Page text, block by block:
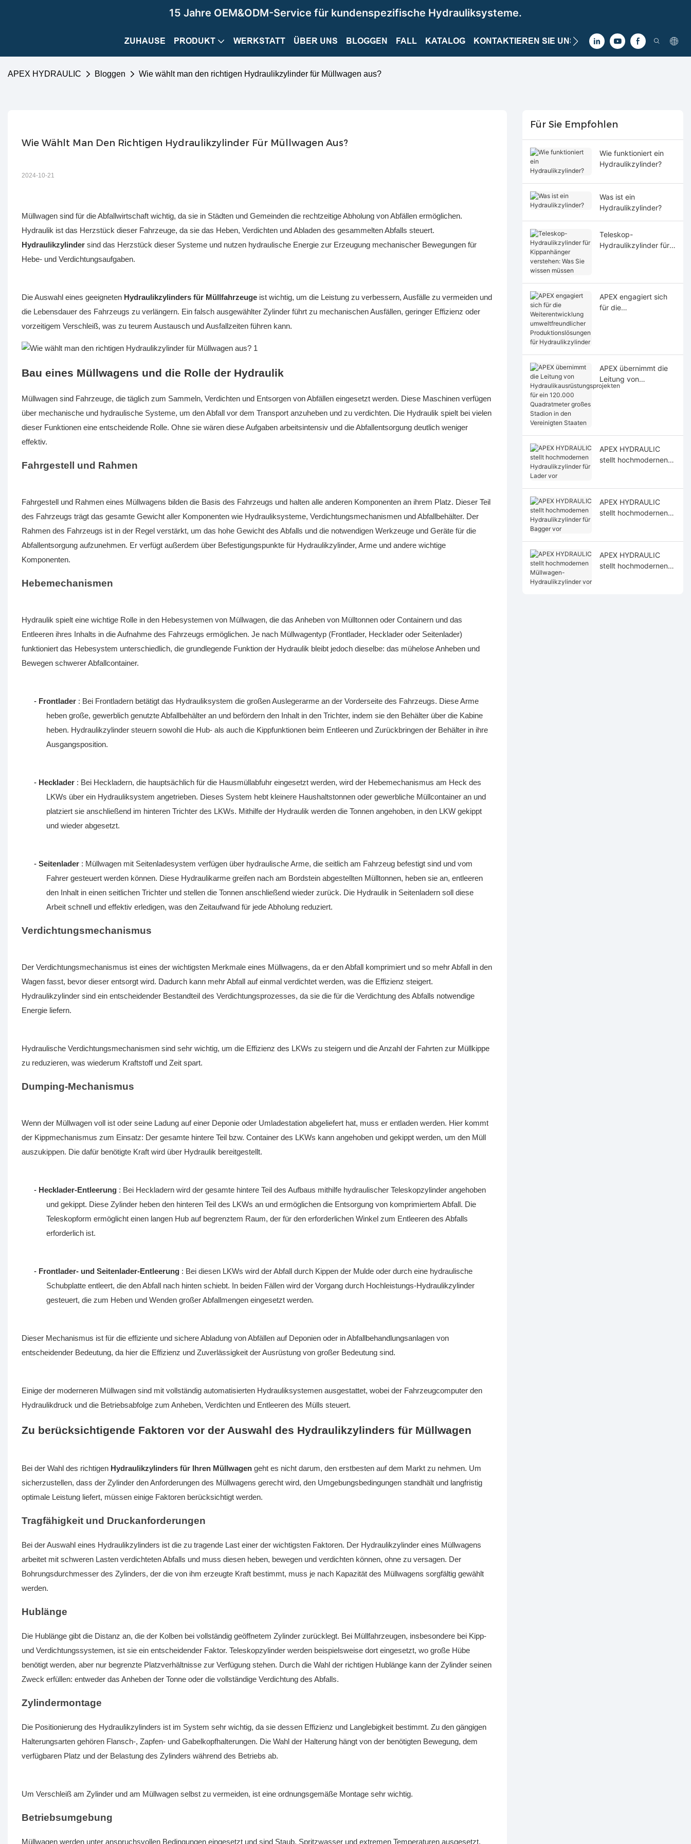
15 Jahre OEM&ODM-Service für kundenspezifische Hydrauliksysteme.
ZUHAUSE PRODUKT WERKSTATT ÜBER UNS BLOGGEN FALL KATALOG KONTAKTIEREN SIE UNS
APEX HYDRAULIC Bloggen Wie wählt man den richtigen Hydraulikzylinder für Müllwagen aus?
Wie Wählt Man Den Richtigen Hydraulikzylinder Für Müllwagen Aus?
2024-10-21
Müllwagen sind für die Abfallwirtschaft wichtig, da sie in Städten und Gemeinden die rechtzeitige Abholung von Abfällen ermöglichen.
Hydraulik ist das Herzstück dieser Fahrzeuge, da sie das Heben, Verdichten und Abladen des gesammelten Abfalls steuert.
Hydraulikzylindersind das Herzstück dieser Systeme und nutzen hydraulische Energie zur Erzeugung mechanischer Bewegungen für
Hebe- und Verdichtungsaufgaben.
Die Auswahl eines geeigneten Hydraulikzylinders für Müllfahrzeugeist wichtig, um die Leistung zu verbessern, Ausfälle zu vermeiden und
die Lebensdauer des Fahrzeugs zu verlängern. Ein falsch ausgewählter Zylinder führt zu mechanischen Ausfällen, geringer Effizienz oder
vorzeitigem Verschleiß, was zu teurem Austausch und Ausfallzeiten führen kann.
Bau eines Müllwagens und die Rolle der Hydraulik
Müllwagen sind Fahrzeuge, die täglich zum Sammeln, Verdichten und Entsorgen von Abfällen eingesetzt werden. Diese Maschinen verfügen
über mechanische und hydraulische Systeme, um den Abfall vor dem Transport anzuheben und zu verdichten. Die Hydraulik spielt bei vielen
dieser Funktionen eine entscheidende Rolle. Ohne sie wären diese Aufgaben arbeitsintensiv und die Abfallentsorgung deutlich weniger
effektiv.
Fahrgestell und Rahmen
Fahrgestell und Rahmen eines Müllwagens bilden die Basis des Fahrzeugs und halten alle anderen Komponenten an ihrem Platz. Dieser Teil
des Fahrzeugs trägt das gesamte Gewicht aller Komponenten wie Hydrauliksysteme, Verdichtungsmechanismen und Abfallbehälter. Der
Rahmen des Fahrzeugs ist in der Regel verstärkt, um das hohe Gewicht des Abfalls und die notwendigen Werkzeuge und Geräte für die
Abfallentsorgung aufzunehmen. Er verfügt außerdem über Befestigungspunkte für Hydraulikzylinder, Arme und andere wichtige
Komponenten.
Hebemechanismen
Hydraulik spielt eine wichtige Rolle in den Hebesystemen von Müllwagen, die das Anheben von Mülltonnen oder Containern und das
Entleeren ihres Inhalts in die Aufnahme des Fahrzeugs ermöglichen. Je nach Müllwagentyp (Frontlader, Hecklader oder Seitenlader)
funktioniert das Hebesystem unterschiedlich, die grundlegende Funktion der Hydraulik bleibt jedoch dieselbe: das mühelose Anheben und
Bewegen schwerer Abfallcontainer.
- Frontlader : Bei Frontladern betätigt das Hydrauliksystem die großen Auslegerarme an der Vorderseite des Fahrzeugs. Diese Arme
heben große, gewerblich genutzte Abfallbehälter an und befördern den Inhalt in den Trichter, indem sie den Behälter über die Kabine
heben. Hydraulikzylinder steuern sowohl die Hub- als auch die Kippfunktionen beim Entleeren und Zurückbringen der Behälter in ihre
Ausgangsposition.
- Hecklader : Bei Heckladern, die hauptsächlich für die Hausmüllabfuhr eingesetzt werden, wird der Hebemechanismus am Heck des
LKWs über ein Hydrauliksystem angetrieben. Dieses System hebt kleinere Haushaltstonnen oder gewerbliche Müllcontainer an und
platziert sie anschließend im hinteren Trichter des LKWs. Mithilfe der Hydraulik werden die Tonnen angehoben, in den LKW gekippt
und wieder abgesetzt.
- Seitenlader : Müllwagen mit Seitenladesystem verfügen über hydraulische Arme, die seitlich am Fahrzeug befestigt sind und vom
Fahrer gesteuert werden können. Diese Hydraulikarme greifen nach am Bordstein abgestellten Mülltonnen, heben sie an, entleeren
den Inhalt in einen seitlichen Trichter und stellen die Tonnen anschließend wieder zurück. Die Hydraulik in Seitenladern soll diese
Arbeit schnell und effektiv erledigen, was den Zeitaufwand für jede Abholung reduziert.
Verdichtungsmechanismus
Der Verdichtungsmechanismus ist eines der wichtigsten Merkmale eines Müllwagens, da er den Abfall komprimiert und so mehr Abfall in den
Wagen fasst, bevor dieser entsorgt wird. Dadurch kann mehr Abfall auf einmal verdichtet werden, was die Effizienz steigert.
Hydraulikzylinder sind ein entscheidender Bestandteil des Verdichtungsprozesses, da sie die für die Verdichtung des Abfalls notwendige
Energie liefern.
Hydraulische Verdichtungsmechanismen sind sehr wichtig, um die Effizienz des LKWs zu steigern und die Anzahl der Fahrten zur Müllkippe
zu reduzieren, was wiederum Kraftstoff und Zeit spart.
Dumping-Mechanismus
Wenn der Müllwagen voll ist oder seine Ladung auf einer Deponie oder Umladestation abgeliefert hat, muss er entladen werden. Hier kommt
der Kippmechanismus zum Einsatz: Der gesamte hintere Teil bzw. Container des LKWs kann angehoben und gekippt werden, um den Müll
auszukippen. Die dafür benötigte Kraft wird über Hydraulik bereitgestellt.
- Hecklader-Entleerung : Bei Heckladern wird der gesamte hintere Teil des Aufbaus mithilfe hydraulischer Teleskopzylinder angehoben
und gekippt. Diese Zylinder heben den hinteren Teil des LKWs an und ermöglichen die Entsorgung von komprimiertem Abfall. Die
Teleskopform ermöglicht einen langen Hub auf begrenztem Raum, der für den erforderlichen Winkel zum Entleeren des Abfalls
erforderlich ist.
- Frontlader- und Seitenlader-Entleerung : Bei diesen LKWs wird der Abfall durch Kippen der Mulde oder durch eine hydraulische
Schubplatte entleert, die den Abfall nach hinten schiebt. In beiden Fällen wird der Vorgang durch Hochleistungs-Hydraulikzylinder
gesteuert, die zum Heben und Wenden großer Abfallmengen eingesetzt werden.
Dieser Mechanismus ist für die effiziente und sichere Abladung von Abfällen auf Deponien oder in Abfallbehandlungsanlagen von
entscheidender Bedeutung, da hier die Effizienz und Zuverlässigkeit der Ausrüstung von großer Bedeutung sind.
Einige der moderneren Müllwagen sind mit vollständig automatisierten Hydrauliksystemen ausgestattet, wobei der Fahrzeugcomputer den
Hydraulikdruck und die Betriebsabfolge zum Anheben, Verdichten und Entleeren des Mülls steuert.
Zu berücksichtigende Faktoren vor der Auswahl des Hydraulikzylinders für Müllwagen
Bei der Wahl des richtigen Hydraulikzylinders für Ihren Müllwagengeht es nicht darum, den erstbesten auf dem Markt zu nehmen. Um
sicherzustellen, dass der Zylinder den Anforderungen des Müllwagens gerecht wird, den Umgebungsbedingungen standhält und langfristig
optimale Leistung liefert, müssen einige Faktoren berücksichtigt werden.
Tragfähigkeit und Druckanforderungen
Bei der Auswahl eines Hydraulikzylinders ist die zu tragende Last einer der wichtigsten Faktoren. Der Hydraulikzylinder eines Müllwagens
arbeitet mit schweren Lasten verdichteten Abfalls und muss diesen heben, bewegen und verdichten können, ohne zu versagen. Der
Bohrungsdurchmesser des Zylinders, der die von ihm erzeugte Kraft bestimmt, muss je nach Kapazität des Müllwagens sorgfältig gewählt
werden.
Hublänge
Die Hublänge gibt die Distanz an, die der Kolben bei vollständig geöffnetem Zylinder zurücklegt. Bei Müllfahrzeugen, insbesondere bei Kipp-
und Verdichtungssystemen, ist sie ein entscheidender Faktor. Teleskopzylinder werden beispielsweise dort eingesetzt, wo große Hübe
benötigt werden, aber nur begrenzte Platzverhältnisse zur Verfügung stehen. Durch die Wahl der richtigen Hublänge kann der Zylinder seinen
Zweck erfüllen: entweder das Anheben der Tonne oder die vollständige Verdichtung des Abfalls.
Zylindermontage
Die Positionierung des Hydraulikzylinders ist im System sehr wichtig, da sie dessen Effizienz und Langlebigkeit bestimmt. Zu den gängigen
Halterungsarten gehören Flansch-, Zapfen- und Gabelkopfhalterungen. Die Wahl der Halterung hängt von der benötigten Bewegung, dem
verfügbaren Platz und der Belastung des Zylinders während des Betriebs ab.
Um Verschleiß am Zylinder und am Müllwagen selbst zu vermeiden, ist eine ordnungsgemäße Montage sehr wichtig.
Betriebsumgebung
Müllwagen werden unter anspruchsvollen Bedingungen eingesetzt und sind Staub, Spritzwasser und extremen Temperaturen ausgesetzt.
Für Sie Empfohlen
Wie funktioniert ein
Hydraulikzylinder?
Was ist ein
Hydraulikzylinder?
Teleskop-
Hydraulikzylinder für
APEX engagiert sich
für die
APEX übernimmt die
Leitung von
Hydraulikausrüstungs
APEX HYDRAULIC
stellt hochmodernen
APEX HYDRAULIC
stellt hochmodernen
APEX HYDRAULIC
stellt hochmodernen